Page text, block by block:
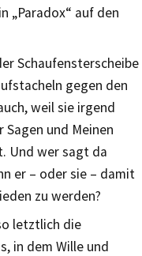
„Paradox“ auf den
Schaufensterscheibe
gegen den
weil sie irgend
Sagen und Meinen
Und wer sagt da
er – oder sie – damit
zu werden?
letztlich die
in dem Wille und